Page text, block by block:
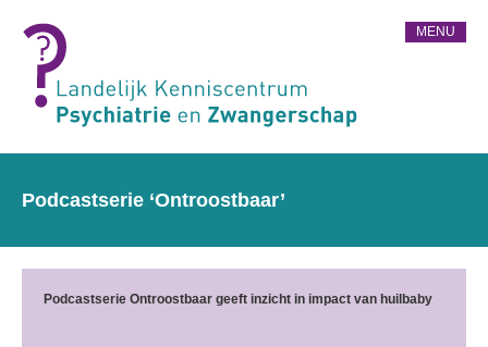
MENU
Podcastserie ‘Ontroostbaar’
Podcastserie Ontroostbaar geeft inzicht in impact van huilbaby